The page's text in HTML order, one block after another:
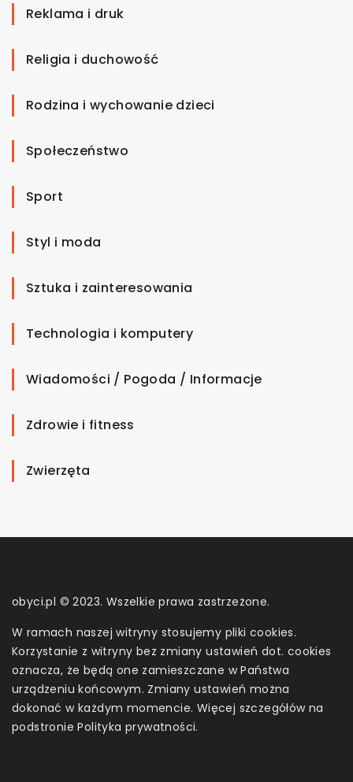
Reklama i druk
Religia i duchowość
Rodzina i wychowanie dzieci
Społeczeństwo
Sport
Styl i moda
Sztuka i zainteresowania
Technologia i komputery
Wiadomości / Pogoda / Informacje
Zdrowie i fitness
Zwierzęta
obyci.pl © 2023. Wszelkie prawa zastrzeżone.
W ramach naszej witryny stosujemy pliki cookies.
Korzystanie z witryny bez zmiany ustawień dot. cookies
oznacza, że będą one zamieszczane w Państwa
urządzeniu końcowym. Zmiany ustawień można
dokonać w każdym momencie. Więcej szczegółów na
podstroniePolityka prywatności.